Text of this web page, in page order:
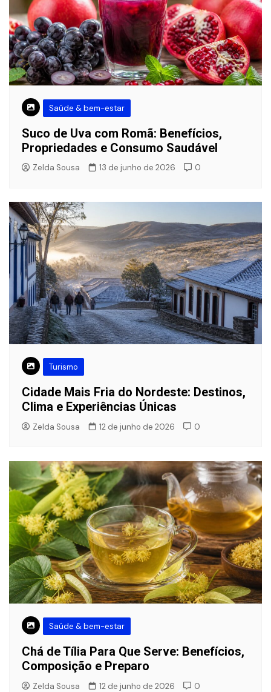
Saúde & bem-estar
Suco de Uva com Romã: Benefícios,
Propriedades e Consumo Saudável
Zelda Sousa 13 de junho de 2026 0
Turismo
Cidade Mais Fria do Nordeste: Destinos,
Clima e Experiências Únicas
Zelda Sousa 12 de junho de 2026 0
Saúde & bem-estar
Chá de Tília Para Que Serve: Benefícios,
Composição e Preparo
Zelda Sousa 12 de junho de 2026 0